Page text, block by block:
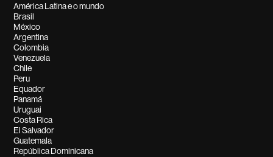
América Latina e o mundo
Brasil
México
Argentina
Colombia
Venezuela
Chile
Peru
Equador
Panamá
Uruguai
Costa Rica
El Salvador
Guatemala
República Dominicana